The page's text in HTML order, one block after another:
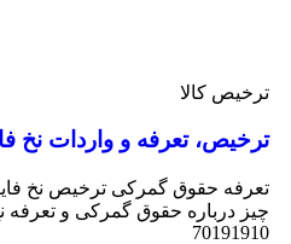
ترخیص کالا
ترخیص، تعرفه و واردات نخ
چیز درباره حقوق گمرکی و تعرفه
70191910